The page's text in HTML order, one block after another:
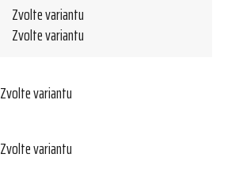
Zvolte variantu
Zvolte variantu
Zvolte variantu
Zvolte variantu